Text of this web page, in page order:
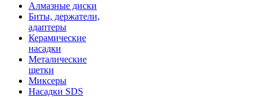
Алмазные диски
Биты, держатели,
адаптеры
Керамические
насадки
Металические
щетки
Миксеры
Насадки SDS